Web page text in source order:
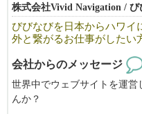
日本だけでなくアメリカにも
ルスでの海外担当部署の研修
株式会社Vivid Navigation / び
びびなびを日本からハワイ
外と繋がるお仕事がしたい
会社からのメッセージ
世界中でウェブサイトを運
んか？